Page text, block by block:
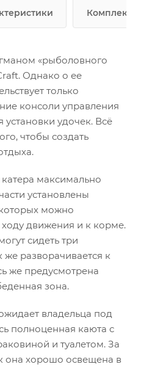
«рыболовного
Однако о ее
только
консоли управления
установки удочек. Всё
чтобы создать
максимально
установлены
можно
движения и к корме.
сидеть три
же разворачивается к
же предусмотрена
зона.
владельца под
полноценная каюта с
и туалетом. За
она хорошо освещена в